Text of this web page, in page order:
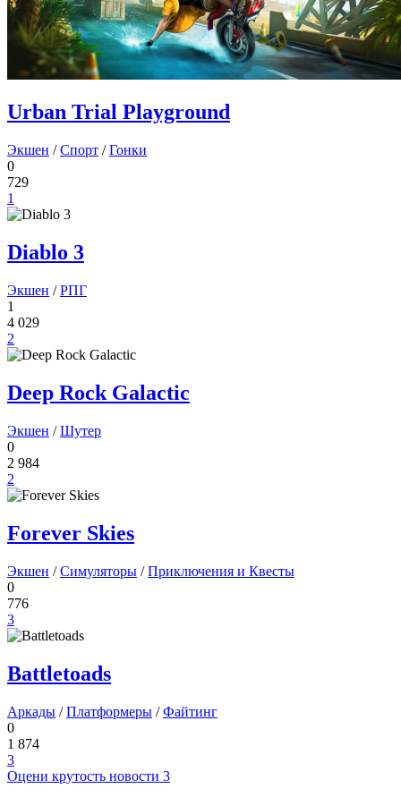
Urban Trial Playground
Экшен /Спорт /Гонки
0
729
1
Diablo 3
Экшен /РПГ
1
4 029
2
Deep Rock Galactic
Экшен /Шутер
0
2 984
2
Forever Skies
Экшен /Симуляторы /Приключения и Квесты
0
776
3
Battletoads
Аркады /Платформеры /Файтинг
0
1 874
3
Оцени крутость новости 3